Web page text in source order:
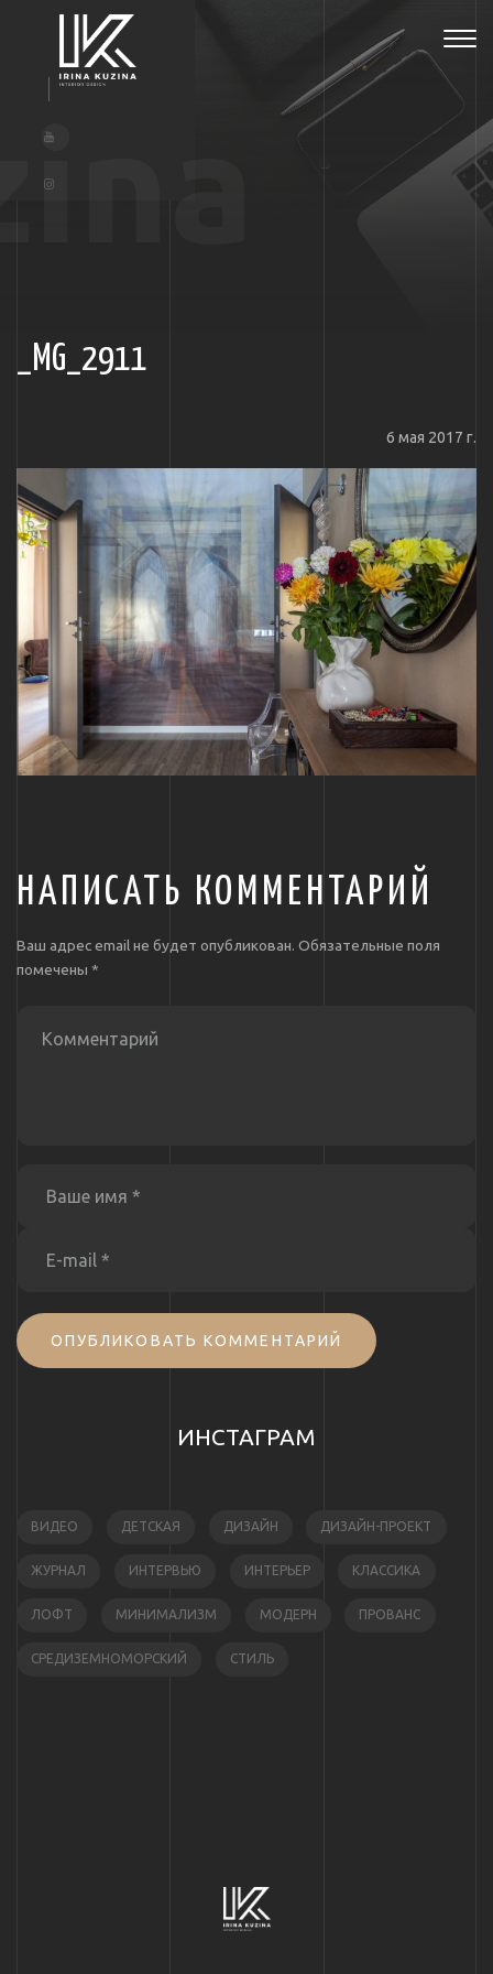
_MG_2911
6 мая 2017 г.
НАПИСАТЬ КОММЕНТАРИЙ
Ваш адрес email не будет опубликован. Обязательные поля
помечены *
ОПУБЛИКОВАТЬ КОММЕНТАРИЙ
ИНСТАГРАМ
ВИДЕО ДЕТСКАЯ ДИЗАЙН ДИЗАЙН-ПРОЕКТ
ЖУРНАЛ ИНТЕРВЬЮ ИНТЕРЬЕР КЛАССИКА
ЛОФТ МИНИМАЛИЗМ МОДЕРН ПРОВАНС
СРЕДИЗЕМНОМОРСКИЙ СТИЛЬ